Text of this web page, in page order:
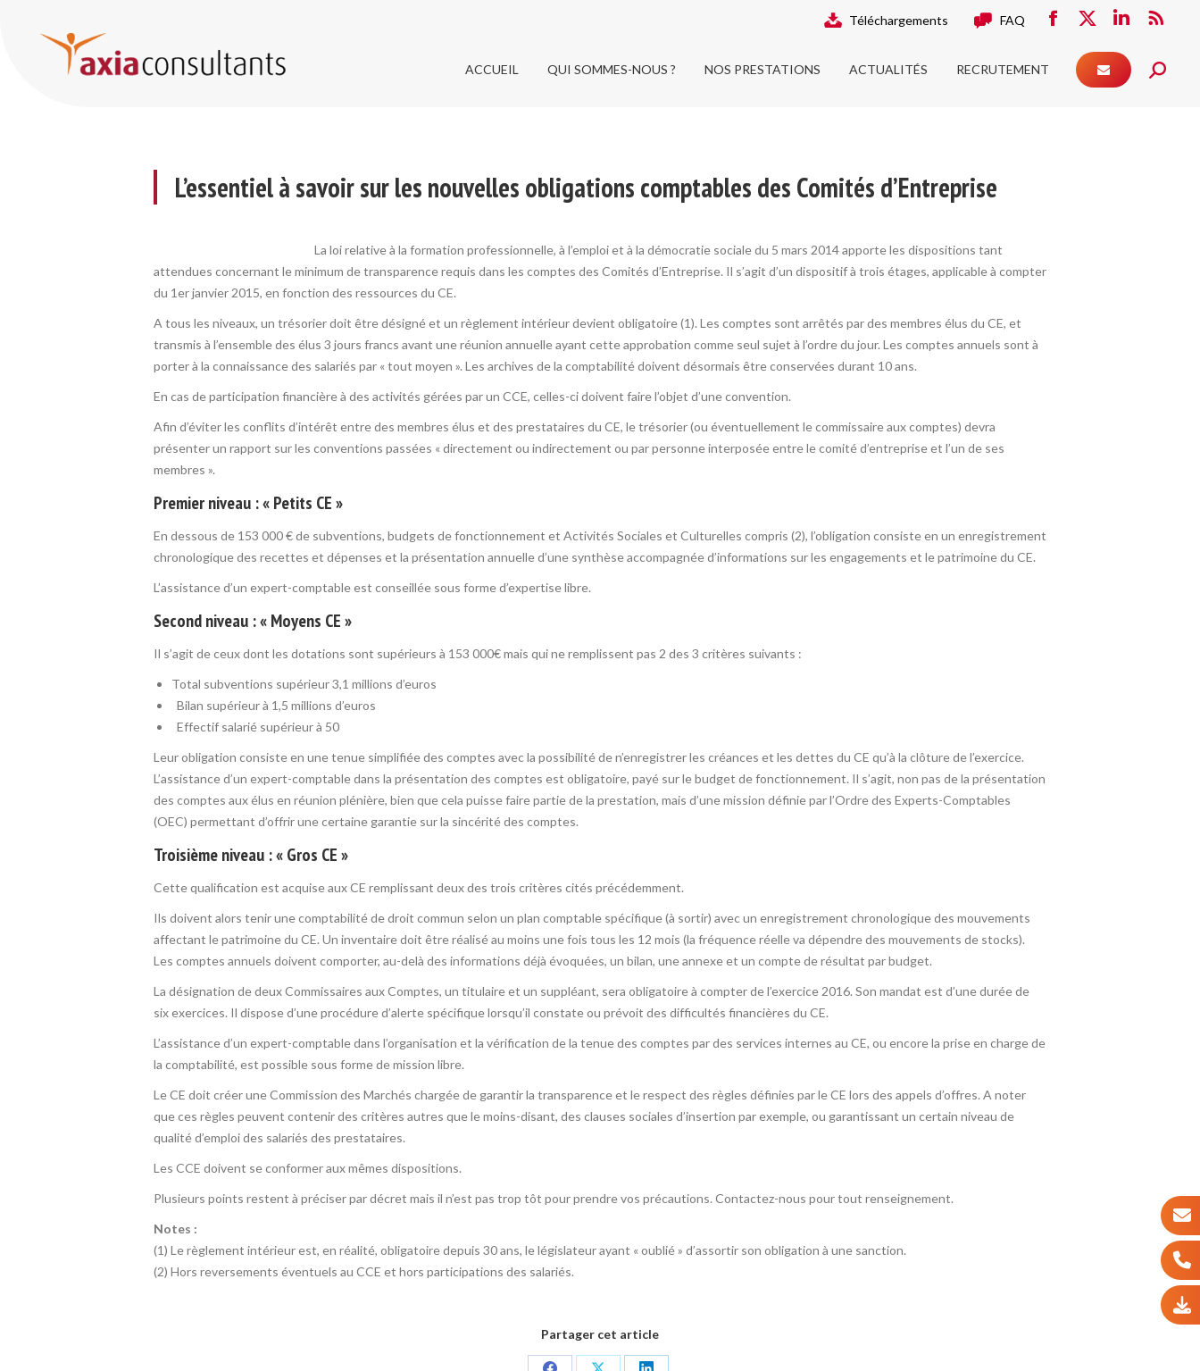
Téléchargements FAQ
Facebook
opens
X
page
opens
LinkedIn
page
opens
RSS
opens
ACCUEIL QUI SOMMES-NOUS ? NOS PRESTATIONS ACTUALITÉS RECRUTEMENT Search:
L’essentiel à savoir sur les nouvelles obligations comptables des Comités d’Entreprise
La loi relative à la formation professionnelle, à l’emploi et à la démocratie sociale du 5 mars 2014 apporte les dispositions tant
attendues concernant le minimum de transparence requis dans les comptes des Comités d’Entreprise. Il s’agit d’un dispositif à trois étages, applicable à compter
du 1er janvier 2015, en fonction des ressources du CE.
A tous les niveaux, un trésorier doit être désigné et un règlement intérieur devient obligatoire (1). Les comptes sont arrêtés par des membres élus du CE, et
transmis à l’ensemble des élus 3 jours francs avant une réunion annuelle ayant cette approbation comme seul sujet à l’ordre du jour. Les comptes annuels sont à
porter à la connaissance des salariés par « tout moyen ». Les archives de la comptabilité doivent désormais être conservées durant 10 ans.
En cas de participation financière à des activités gérées par un CCE, celles-ci doivent faire l’objet d’une convention.
Afin d’éviter les conflits d’intérêt entre des membres élus et des prestataires du CE, le trésorier (ou éventuellement le commissaire aux comptes) devra
présenter un rapport sur les conventions passées « directement ou indirectement ou par personne interposée entre le comité d’entreprise et l’un de ses
membres ».
Premier niveau : « Petits CE »
En dessous de 153 000 € de subventions, budgets de fonctionnement et Activités Sociales et Culturelles compris (2), l’obligation consiste en un enregistrement
chronologique des recettes et dépenses et la présentation annuelle d’une synthèse accompagnée d’informations sur les engagements et le patrimoine du CE.
L’assistance d’un expert-comptable est conseillée sous forme d’expertise libre.
Second niveau : « Moyens CE »
Il s’agit de ceux dont les dotations sont supérieurs à 153 000€ mais qui ne remplissent pas 2 des 3 critères suivants :
Total subventions supérieur 3,1 millions d’euros
Bilan supérieur à 1,5 millions d’euros
Effectif salarié supérieur à 50
Leur obligation consiste en une tenue simplifiée des comptes avec la possibilité de n’enregistrer les créances et les dettes du CE qu’à la clôture de l’exercice.
L’assistance d’un expert-comptable dans la présentation des comptes est obligatoire, payé sur le budget de fonctionnement. Il s’agit, non pas de la présentation
des comptes aux élus en réunion plénière, bien que cela puisse faire partie de la prestation, mais d’une mission définie par l’Ordre des Experts-Comptables
(OEC) permettant d’offrir une certaine garantie sur la sincérité des comptes.
Troisième niveau : « Gros CE »
Cette qualification est acquise aux CE remplissant deux des trois critères cités précédemment.
Ils doivent alors tenir une comptabilité de droit commun selon un plan comptable spécifique (à sortir) avec un enregistrement chronologique des mouvements
affectant le patrimoine du CE. Un inventaire doit être réalisé au moins une fois tous les 12 mois (la fréquence réelle va dépendre des mouvements de stocks).
Les comptes annuels doivent comporter, au-delà des informations déjà évoquées, un bilan, une annexe et un compte de résultat par budget.
La désignation de deux Commissaires aux Comptes, un titulaire et un suppléant, sera obligatoire à compter de l’exercice 2016. Son mandat est d’une durée de
six exercices. Il dispose d’une procédure d’alerte spécifique lorsqu’il constate ou prévoit des difficultés financières du CE.
L’assistance d’un expert-comptable dans l’organisation et la vérification de la tenue des comptes par des services internes au CE, ou encore la prise en charge de
la comptabilité, est possible sous forme de mission libre.
Le CE doit créer une Commission des Marchés chargée de garantir la transparence et le respect des règles définies par le CE lors des appels d’offres. A noter
que ces règles peuvent contenir des critères autres que le moins-disant, des clauses sociales d’insertion par exemple, ou garantissant un certain niveau de
qualité d’emploi des salariés des prestataires.
Les CCE doivent se conformer aux mêmes dispositions.
Plusieurs points restent à préciser par décret mais il n’est pas trop tôt pour prendre vos précautions. Contactez-nous pour tout renseignement.
Notes :
(1) Le règlement intérieur est, en réalité, obligatoire depuis 30 ans, le législateur ayant « oublié » d’assortir son obligation à une sanction.
(2) Hors reversements éventuels au CCE et hors participations des salariés.
Partager cet article
ACTUALITÉS RECRUTEMENT Search: